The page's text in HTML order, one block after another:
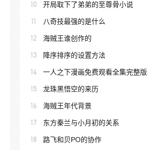
10 开局取下了弟弟的至尊骨小说
11 八奇技最强的是什么
12 海贼王谁创作的
13 降序排序的设置方法
14 一人之下漫画免费观看全集完整版
15 龙珠黑悟空的来历
16 海贼王年代背景
17 东方秦兰与小月初的关系
18 路飞和贝PO的协作